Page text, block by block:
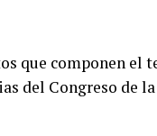
que componen el
del Congreso de